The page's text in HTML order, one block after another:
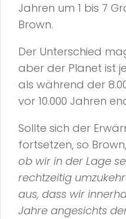
Jahren um 1 bis 7
Brown.
Der Unterschied
aber der Planet ist
als während der
vor 10.000 Jahren
Sollte sich der
fortsetzen, so
ob wir in der Lage
rechtzeitig
aus, dass wir
Jahre angesichts